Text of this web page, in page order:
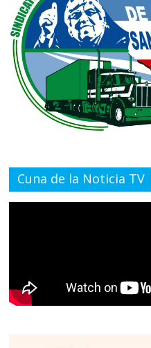
Cuna de la Noticia TV